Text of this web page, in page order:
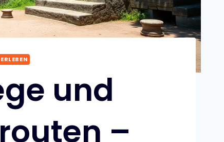
und
–